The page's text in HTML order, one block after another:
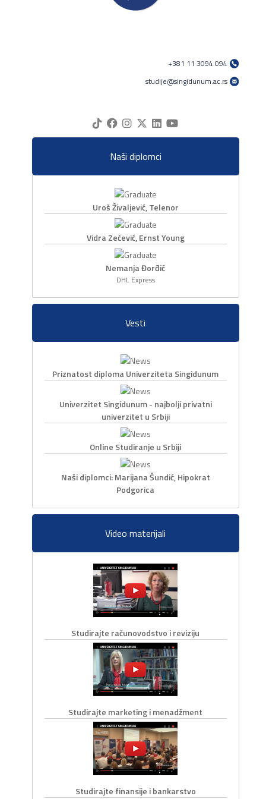
+381 11 3094 094
studije@singidunum.ac.rs
Naši diplomci
Uroš Živaljević, Telenor
Vidra Zečević, Ernst Young
Nemanja Đorđić
DHL Express
Vesti
Priznatost diploma Univerziteta Singidunum
Univerzitet Singidunum - najbolji privatni
univerzitet u Srbiji
Online Studiranje u Srbiji
Naši diplomci: Marijana Šundić, Hipokrat
Podgorica
Video materijali
Studirajte računovodstvo i reviziju
Studirajte marketing i menadžment
Studirajte finansije i bankarstvo